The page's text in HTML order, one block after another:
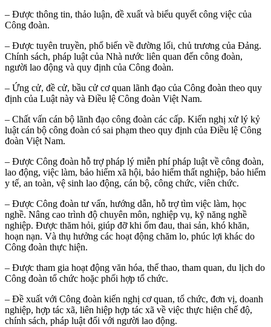
– Được thông tin, thảo luận, đề xuất và biểu quyết công việc của
Công đoàn.
– Được tuyên truyền, phổ biến về đường lối, chủ trương của Đảng.
Chính sách, pháp luật của Nhà nước liên quan đến công đoàn,
người lao động và quy định của Công đoàn.
– Ứng cử, đề cử, bầu cử cơ quan lãnh đạo của Công đoàn theo quy
định của Luật này và Điều lệ Công đoàn Việt Nam.
– Chất vấn cán bộ lãnh đạo công đoàn các cấp. Kiến nghị xử lý kỷ
luật cán bộ công đoàn có sai phạm theo quy định của Điều lệ Công
đoàn Việt Nam.
– Được Công đoàn hỗ trợ pháp lý miễn phí pháp luật về công đoàn,
lao động, việc làm, bảo hiểm xã hội, bảo hiểm thất nghiệp, bảo hiểm
y tế, an toàn, vệ sinh lao động, cán bộ, công chức, viên chức.
– Được Công đoàn tư vấn, hướng dẫn, hỗ trợ tìm việc làm, học
nghề. Nâng cao trình độ chuyên môn, nghiệp vụ, kỹ năng nghề
nghiệp. Được thăm hỏi, giúp đỡ khi ốm đau, thai sản, khó khăn,
hoạn nạn. Và thụ hưởng các hoạt động chăm lo, phúc lợi khác do
Công đoàn thực hiện.
– Được tham gia hoạt động văn hóa, thể thao, tham quan, du lịch do
Công đoàn tổ chức hoặc phối hợp tổ chức.
– Đề xuất với Công đoàn kiến nghị cơ quan, tổ chức, đơn vị, doanh
nghiệp, hợp tác xã, liên hiệp hợp tác xã về việc thực hiện chế độ,
chính sách, pháp luật đối với người lao động.